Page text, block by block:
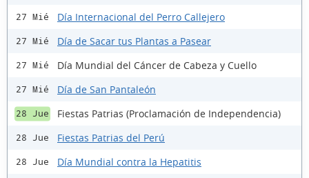
27 Mié Día Internacional del Perro Callejero
27 Mié Día de Sacar tus Plantas a Pasear
27 Mié Día Mundial del Cáncer de Cabeza y Cuello
27 Mié Día de San Pantaleón
28 Jue Fiestas Patrias (Proclamación de Independencia)
28 Jue Fiestas Patrias del Perú
28 Jue Día Mundial contra la Hepatitis